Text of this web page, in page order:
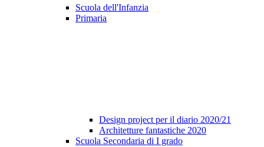
Scuola dell'Infanzia
Primaria
Design project per il diario 2020/21
Architetture fantastiche 2020
Scuola Secondaria di I grado